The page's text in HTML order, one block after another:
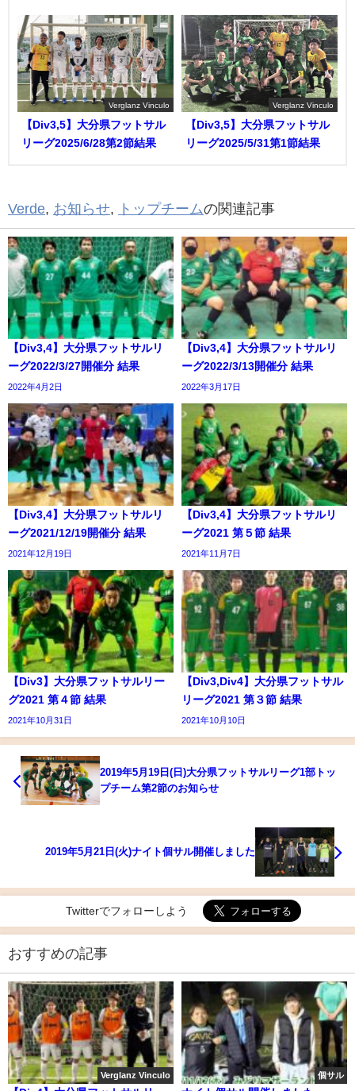
Verglanz Vinculo
【Div3,5】大分県フットサル
リーグ2025/6/28第2節結果
Verglanz Vinculo
【Div3,5】大分県フットサル
リーグ2025/5/31第1節結果
Verde お知らせ トップチームの関連記事
【Div3,4】大分県フットサルリ
ーグ2022/3/27開催分 結果
2022年4月2日
【Div3,4】大分県フットサルリ
ーグ2022/3/13開催分 結果
2022年3月17日
【Div3,4】大分県フットサルリ
ーグ2021/12/19開催分 結果
2021年12月19日
【Div3,4】大分県フットサルリ
ーグ2021 第５節 結果
2021年11月7日
【Div3】大分県フットサルリー
グ2021 第４節 結果
2021年10月31日
【Div3,Div4】大分県フットサル
リーグ2021 第３節 結果
2021年10月10日
2019年5月19日(日)大分県フットサルリーグ1部トッ
プチーム第2節のお知らせ
2019年5月21日(火)ナイト個サル開催しました
Twitterでフォローしよう
おすすめの記事
Verglanz Vinculo 個サル